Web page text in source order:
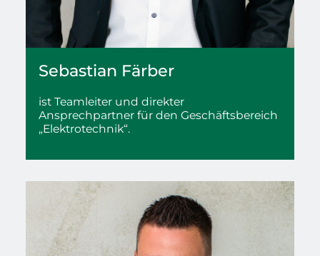
Sebastian Färber
ist Teamleiter und direkter
Ansprechpartner für den Geschäftsbereich
„Elektrotechnik“.